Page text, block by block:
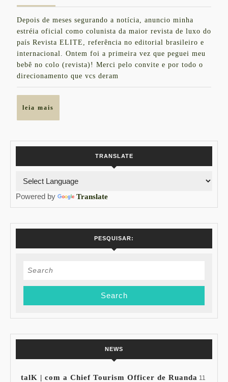
DA
de
2017
Depois de meses segurando a notícia, anuncio minha
estréia oficial como colunista da maior revista de luxo do
país Revista ELITE, referência no editorial brasileiro e
internacional. Ontem foi a primeira vez que peguei meu
bebê no colo (revista)! Merci pelo convite e por todo o
direcionamento que vcs deram
leia mais
TRANSLATE
Powered by Translate
PESQUISAR:
Search
NEWS
talK | com a Chief Tourism Officer de Ruanda 11